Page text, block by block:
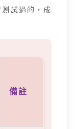
試過的，成
備註